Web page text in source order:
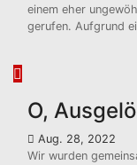
einem eher
gerufen. Aufgrund
O,
Aug. 28, 2022
Wir wurden